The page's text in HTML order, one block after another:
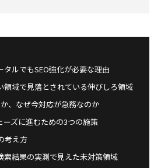
ルでもSEO強化が必要な理由
領域で見落とされている伸びしろ領域
、なぜ今対応が急務なのか
ーズに進むための3つの施策
考え方
索結果の実測で見えた未対策領域